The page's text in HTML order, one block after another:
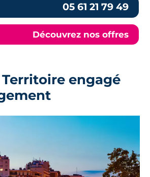
05 61 21 79 49
Découvrez nos offres
engagé